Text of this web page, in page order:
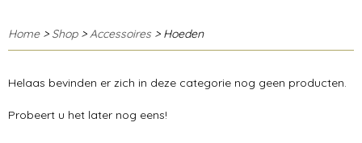
Home> Shop>Accessoires > Hoeden
Helaas bevinden er zich in deze categorie nog geen producten.
Probeert u het later nog eens!